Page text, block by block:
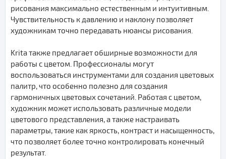
рисования максимально естественным и интуитивным.
Чувствительность к давлению и наклону позволяет
художникам точно передавать нюансы рисования.
Krita также предлагает обширные возможности для
работы с цветом. Профессионалы могут
воспользоваться инструментами для создания цветовых
палитр, что особенно полезно для создания
гармоничных цветовых сочетаний. Работая с цветом,
художник может использовать различные модели
цветового представления, а также настраивать
параметры, такие как яркость, контраст и насыщенность,
что позволяет более точно контролировать конечный
результат.